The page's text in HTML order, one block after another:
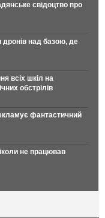
свідоцтво про
дронів над базою, де
всіх шкіл на
обстрілів
фантастичний
не працював